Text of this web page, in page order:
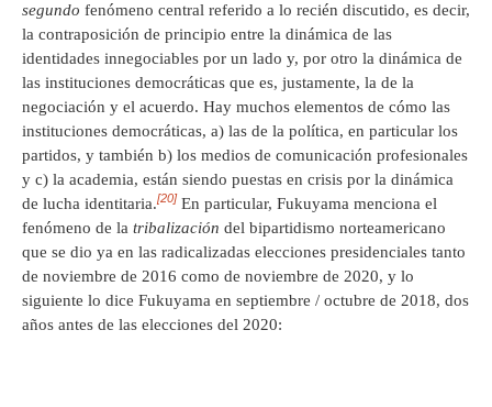
segundo fenómeno central referido a lo recién discutido, es decir,
la contraposición de principio entre la dinámica de las
identidades innegociables por un lado y, por otro la dinámica de
las instituciones democráticas que es, justamente, la de la
negociación y el acuerdo. Hay muchos elementos de cómo las
instituciones democráticas, a) las de la política, en particular los
partidos, y también b) los medios de comunicación profesionales
y c) la academia, están siendo puestas en crisis por la dinámica
de lucha identitaria.[20] En particular, Fukuyama menciona el
fenómeno de la tribalización del bipartidismo norteamericano
que se dio ya en las radicalizadas elecciones presidenciales tanto
de noviembre de 2016 como de noviembre de 2020, y lo
siguiente lo dice Fukuyama en septiembre / octubre de 2018, dos
años antes de las elecciones del 2020: